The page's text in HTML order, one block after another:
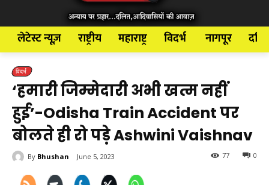
लेटेस्ट न्यूज़ राष्ट्रीय महाराष्ट्र विदर्भ नागपूर
विदर्भ
‘हमारी जिम्मेदारी अभी खत्म नहीं
हुई’-Odisha Train Accident पर
बोलते ही रो पड़े Ashwini Vaishnav
By Bhushan June 5, 2023 0
77